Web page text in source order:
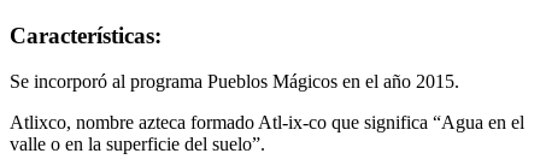
Características:
Se incorporó al programa Pueblos Mágicos en el año 2015.
Atlixco, nombre azteca formado Atl-ix-co que significa “Agua en el
valle o en la superficie del suelo”.